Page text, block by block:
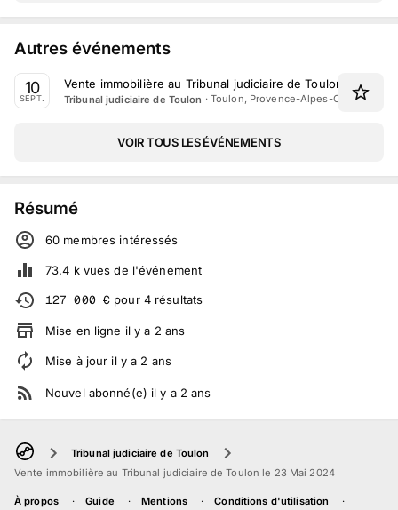
Autres événements
10
SEPT.
Vente immobilière au Tribunal judiciaire de Toulon le 10
Tribunal judiciaire de Toulon · Toulon, Provence-Alpes-Côte d'Azur
VOIR TOUS LES ÉVÉNEMENTS
Résumé
60 membres intéressés
73.4 kvues de l'événement
127 000 € pour 4 résultats
Mise en ligne il y a 2 ans
Mise à jour il y a 2 ans
Nouvel abonné(e) il y a 2 ans
Tribunal judiciaire de Toulon
Vente immobilière au Tribunal judiciaire de Toulon le 23 Mai 2024
À propos Guide Mentions
Conditions d'utilisation